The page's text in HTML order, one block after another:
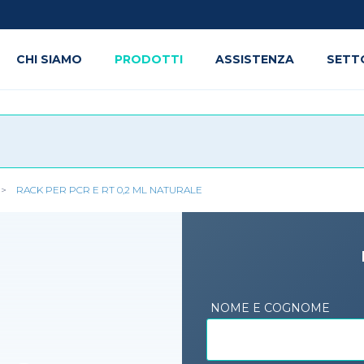
RACK PER PCR E RT 0,2 ML NATURALE
NOME E COGNOME
CHI SIAMO PRODOTTI ASSISTENZA